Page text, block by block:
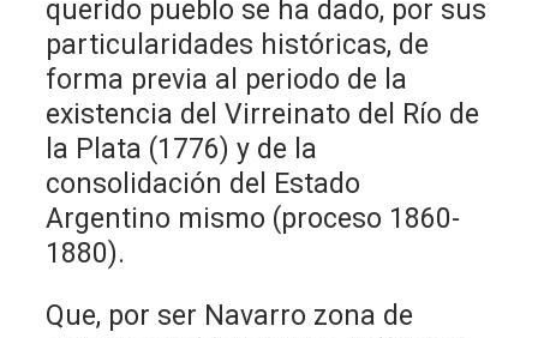
querido pueblo se ha dado, por sus
particularidades históricas, de
forma previa al periodo de la
existencia del Virreinato del Río de
la Plata (1776) y de la
consolidación del Estado
Argentino mismo (proceso 1860-
1880).
Que, por ser Navarro zona de